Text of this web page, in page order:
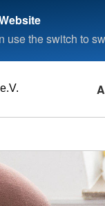
use the switch to